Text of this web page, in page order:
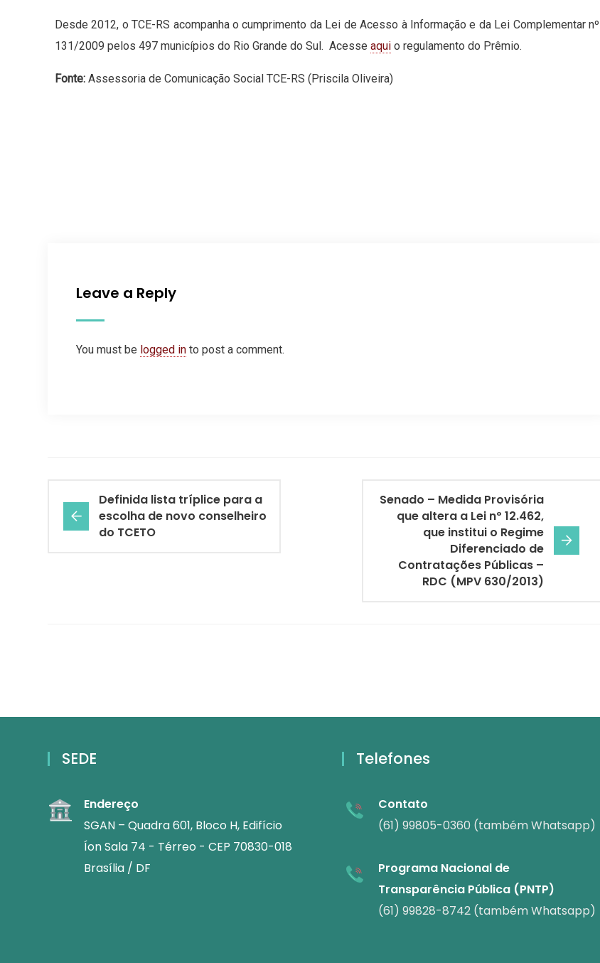
Desde 2012, o TCE-RS acompanha o cumprimento da Lei de Acesso à Informação e da Lei Complementar nº
131/2009 pelos 497 municípios do Rio Grande do Sul. Acesse aqui o regulamento do Prêmio.
Fonte: Assessoria de Comunicação Social TCE-RS (Priscila Oliveira)
Leave a Reply
You must be logged in to post a comment.
Definida lista tríplice para a
escolha de novo conselheiro
do TCETO
Senado – Medida Provisória
que altera a Lei nº 12.462,
que institui o Regime
Diferenciado de
Contratações Públicas –
RDC (MPV 630/2013)
SEDE
Endereço
SGAN – Quadra 601, Bloco H, Edifício
Íon Sala 74 - Térreo - CEP 70830-018
Brasília / DF
Telefones
Contato
(61) 99805-0360 (também Whatsapp)
Programa Nacional de
Transparência Pública (PNTP)
(61) 99828-8742 (também Whatsapp)